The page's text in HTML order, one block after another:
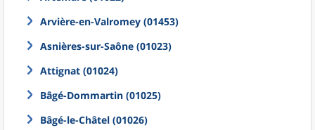
Arvière-en-Valromey (01453)
Asnières-sur-Saône (01023)
Attignat (01024)
Bâgé-Dommartin (01025)
Bâgé-le-Châtel (01026)